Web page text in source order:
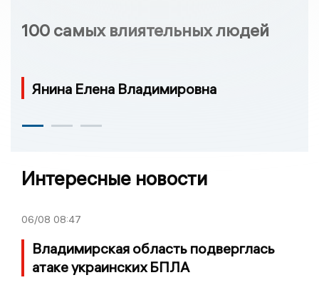
100 самых влиятельных людей
Янина Елена Владимировна
Интересные новости
06/08 08:47
Владимирская область подверглась
атаке украинских БПЛА